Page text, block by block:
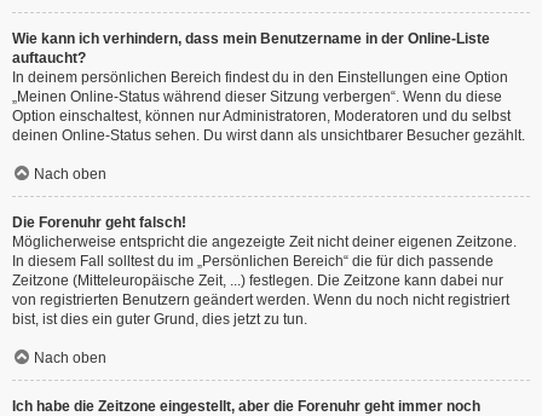
Wie kann ich verhindern, dass mein Benutzername in der Online-Liste
auftaucht?
In deinem persönlichen Bereich findest du in den Einstellungen eine Option
„Meinen Online-Status während dieser Sitzung verbergen“. Wenn du diese
Option einschaltest, können nur Administratoren, Moderatoren und du selbst
deinen Online-Status sehen. Du wirst dann als unsichtbarer Besucher gezählt.
Nach oben
Die Forenuhr geht falsch!
Möglicherweise entspricht die angezeigte Zeit nicht deiner eigenen Zeitzone.
In diesem Fall solltest du im „Persönlichen Bereich“ die für dich passende
Zeitzone (Mitteleuropäische Zeit, ...) festlegen. Die Zeitzone kann dabei nur
von registrierten Benutzern geändert werden. Wenn du noch nicht registriert
bist, ist dies ein guter Grund, dies jetzt zu tun.
Nach oben
Ich habe die Zeitzone eingestellt, aber die Forenuhr geht immer noch